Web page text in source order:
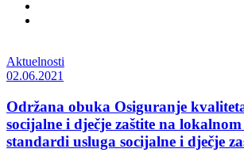
Aktuelnosti
02.06.2021
Održana obuka Osiguranje
socijalne i dječje zaštite na
standardi usluga socijalne i dječje